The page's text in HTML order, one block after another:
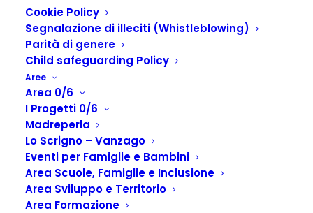
Cookie Policy
Segnalazione di illeciti (Whistleblowing)
Parità di genere
Child safeguarding Policy
Aree
Area 0/6
I Progetti 0/6
Madreperla
Lo Scrigno – Vanzago
Eventi per Famiglie e Bambini
Area Scuole, Famiglie e Inclusione
Area Sviluppo e Territorio
Area Formazione